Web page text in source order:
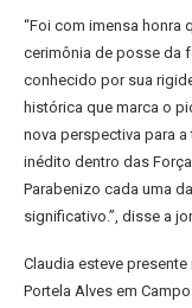
“Foi com imensa honra
cerimônia de posse da
conhecido por sua
histórica que marca o
nova perspectiva para
inédito dentro das
Parabenizo cada uma
significativo.”, disse a
Claudia esteve
Portela Alves em